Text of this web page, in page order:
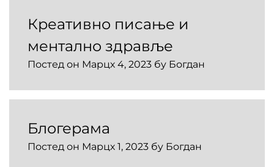
Креативно писање и
ментално здравље
Постед он Марцх 4, 2023 бy Богдан
Блогерама
Постед он Марцх 1, 2023 бy Богдан